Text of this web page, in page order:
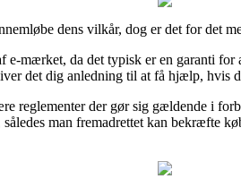
dens vilkår, dog er det for det
mærket, da det typisk er en garanti
det dig anledning til at få hjælp, hvis
reglementer der gør sig gældende i
man fremadrettet kan